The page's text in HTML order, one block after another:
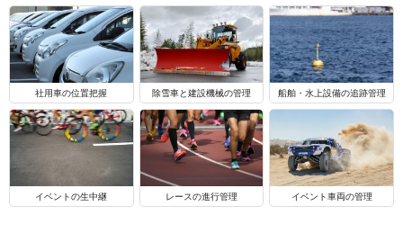
社用車の位置把握 除雪車と建設機械の管理 船舶・水上設備の追跡管理
イベントの生中継 レースの進行管理 イベント車両の管理